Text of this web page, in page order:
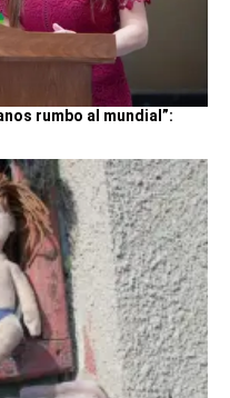
rumbo al mundial”: